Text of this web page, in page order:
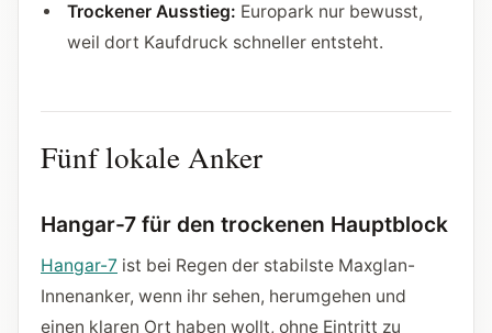
Trockener Ausstieg: Europark nur bewusst,
weil dort Kaufdruck schneller entsteht.
Fünf lokale Anker
Hangar-7 für den trockenen Hauptblock
Hangar-7 ist bei Regen der stabilste Maxglan-
Innenanker, wenn ihr sehen, herumgehen und
einen klaren Ort haben wollt, ohne Eintritt zu